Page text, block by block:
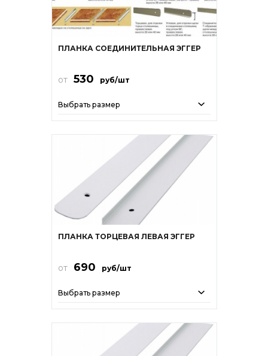
ПЛАНКА СОЕДИНИТЕЛЬНАЯ ЭГГЕР
от 530 руб/шт
Выбрать размер
ПЛАНКА ТОРЦЕВАЯ ЛЕВАЯ ЭГГЕР
от 690 руб/шт
Выбрать размер